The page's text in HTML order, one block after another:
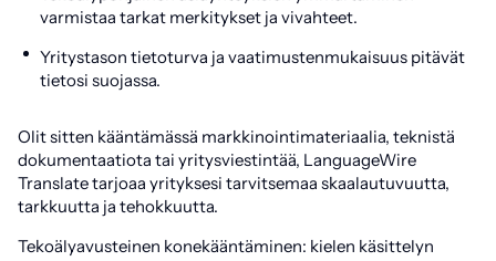
varmistaa tarkat merkitykset ja vivahteet.
Yritystason tietoturva ja vaatimustenmukaisuus pitävät
tietosi suojassa.
Olit sitten kääntämässä markkinointimateriaalia, teknistä
dokumentaatiota tai yritysviestintää, LanguageWire
Translate tarjoaa yrityksesi tarvitsemaa skaalautuvuutta,
tarkkuutta ja tehokkuutta.
Tekoälyavusteinen konekääntäminen: kielen käsittelyn